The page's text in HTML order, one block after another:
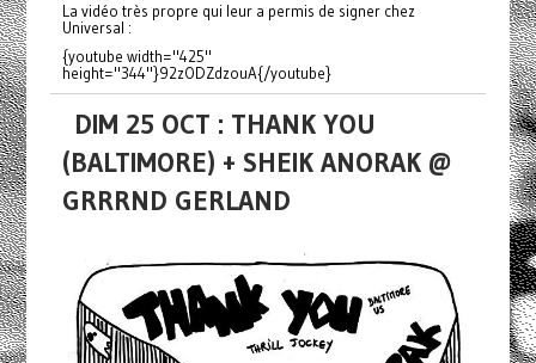
La vidéo très propre qui leur a permis de signer chez
Universal :
{youtube width="425"
height="344"}92zODZdzouA{/youtube}
DIM 25 OCT : THANK YOU
(BALTIMORE) + SHEIK ANORAK @
GRRRND GERLAND